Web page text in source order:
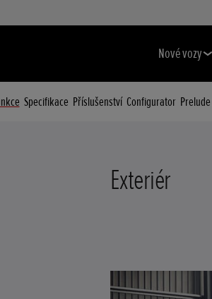
Nové vozy
Specifikace Příslušenství Configurator
Exteriér